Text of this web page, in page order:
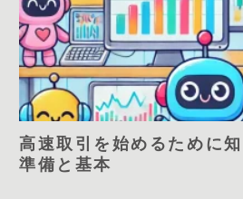
高速取引を始めるために
準備と基本